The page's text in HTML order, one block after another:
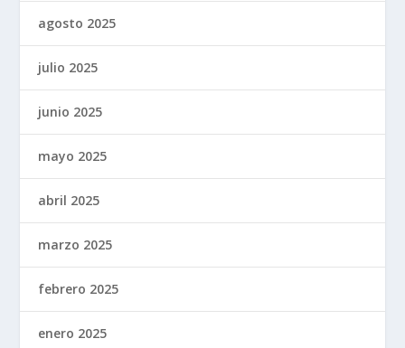
agosto 2025
julio 2025
junio 2025
mayo 2025
abril 2025
marzo 2025
febrero 2025
enero 2025